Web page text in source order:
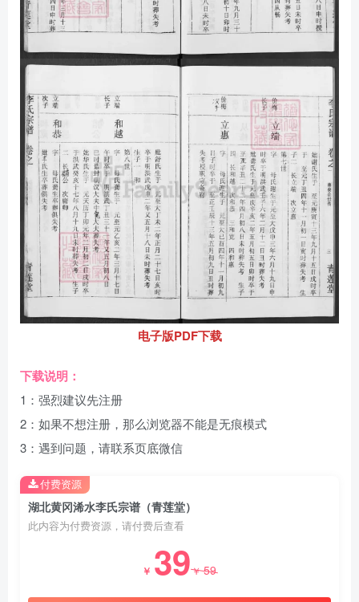
电子版PDF下载
下载说明：
1：强烈建议先注册
2：如果不想注册，那么浏览器不能是无痕模式
3：遇到问题，请联系页底微信
湖北黄冈浠水李氏宗谱（青莲堂）
此内容为付费资源，请付费后查看
￥ 39￥59
付费资源